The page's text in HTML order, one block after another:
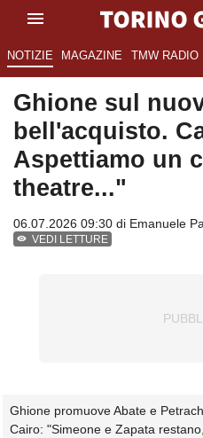
NOTIZIE MAGAZINE TMW RADIO
Ghione sul
bell'acquisto.
Aspettiamo un
theatre..."
06.07.2026 09:30 di Emanuele
VEDI LETTURE
Ghione promuove Abate e
Cairo: "Simeone e Zapata